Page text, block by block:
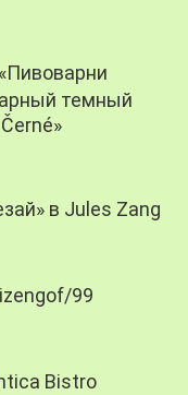
темный
в Jules Zang
99
Bistro